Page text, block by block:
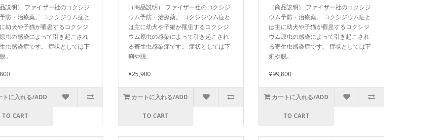
品説明） ファイザー社のコクシジ
防・治療薬。 コクシジウム症と
幼犬や子猫が罹患するコクシジ
虫の感染によって引き起こされ
虫感染症です。 症状としては下
..
トに入れる/ADD
TO CART
（商品説明） ファイザー社のコクシジ
ウム予防・治療薬。 コクシジウム症と
は主に幼犬や子猫が罹患するコクシジ
ウム原虫の感染によって引き起こされ
る寄生虫感染症です。 症状としては下
痢や脱..
¥25,900
カートに入れる/ADD
TO CART
（商品説明） ファイザー社のコクシジ
ウム予防・治療薬。 コクシジウム症と
は主に幼犬や子猫が罹患するコクシジ
ウム原虫の感染によって引き起こされ
る寄生虫感染症です。 症状としては下
痢や脱..
¥99,800
カートに入れる/ADD
TO CART